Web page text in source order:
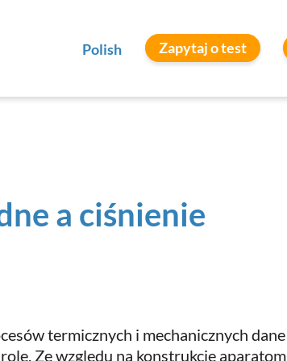
Polish Zapytaj o test
a ciśnienie
termicznych i mechanicznych dane
Ze względu na konstrukcję aparatom